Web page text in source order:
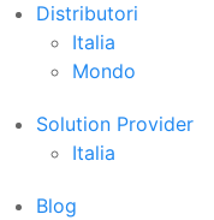
Distributori
Italia
Mondo
Solution Provider
Italia
Blog